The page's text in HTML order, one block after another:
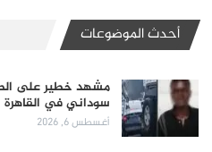
أحدث الموضوعات
مشهد خطير على
سوداني في القاهرة
أغسطس 6, 2026